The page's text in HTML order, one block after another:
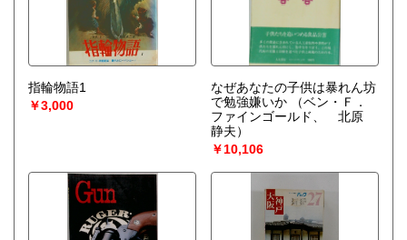
指輪物語1
￥3,000
なぜあなたの子供は暴れん坊
で勉強嫌いか
（ベン・Ｆ．
ファインゴールド、 北原
静夫）
￥10,106